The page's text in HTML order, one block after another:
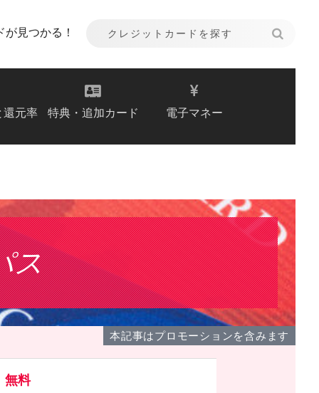
見つかる！
還元率 特典・追加カード 電子マネー
ス
本記事はプロモーションを含みます
無料